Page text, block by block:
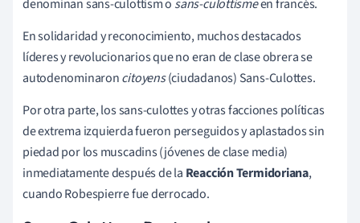
denominan sans-culottism o sans-culottismeen francés.
En solidaridad y reconocimiento, muchos destacados
líderes y revolucionarios que no eran de clase obrera se
autodenominaroncitoyens(ciudadanos) Sans-Culottes.
Por otra parte, los sans-culottes y otras facciones políticas
de extrema izquierda fueron perseguidos y aplastados sin
piedad por los muscadins (jóvenes de clase media)
inmediatamente después de la Reacción Termidoriana,
cuando Robespierre fue derrocado.